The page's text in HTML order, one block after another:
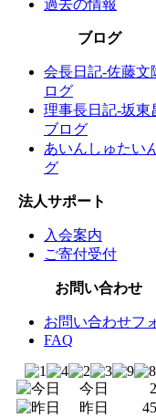
過去の情報
ブログ
会長日記-佐藤文
ログ
理事長日記-坂東
ブログ
あいんしゅたい
グ
法人サポート
入会案内
ご寄付受付
お問い合わせ
お問い合わせフ
FAQ
今日
昨日